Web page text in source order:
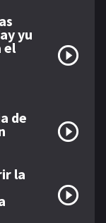
yu
el
de
la